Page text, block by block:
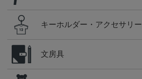
キーホルダー・アクセサリー
文房具